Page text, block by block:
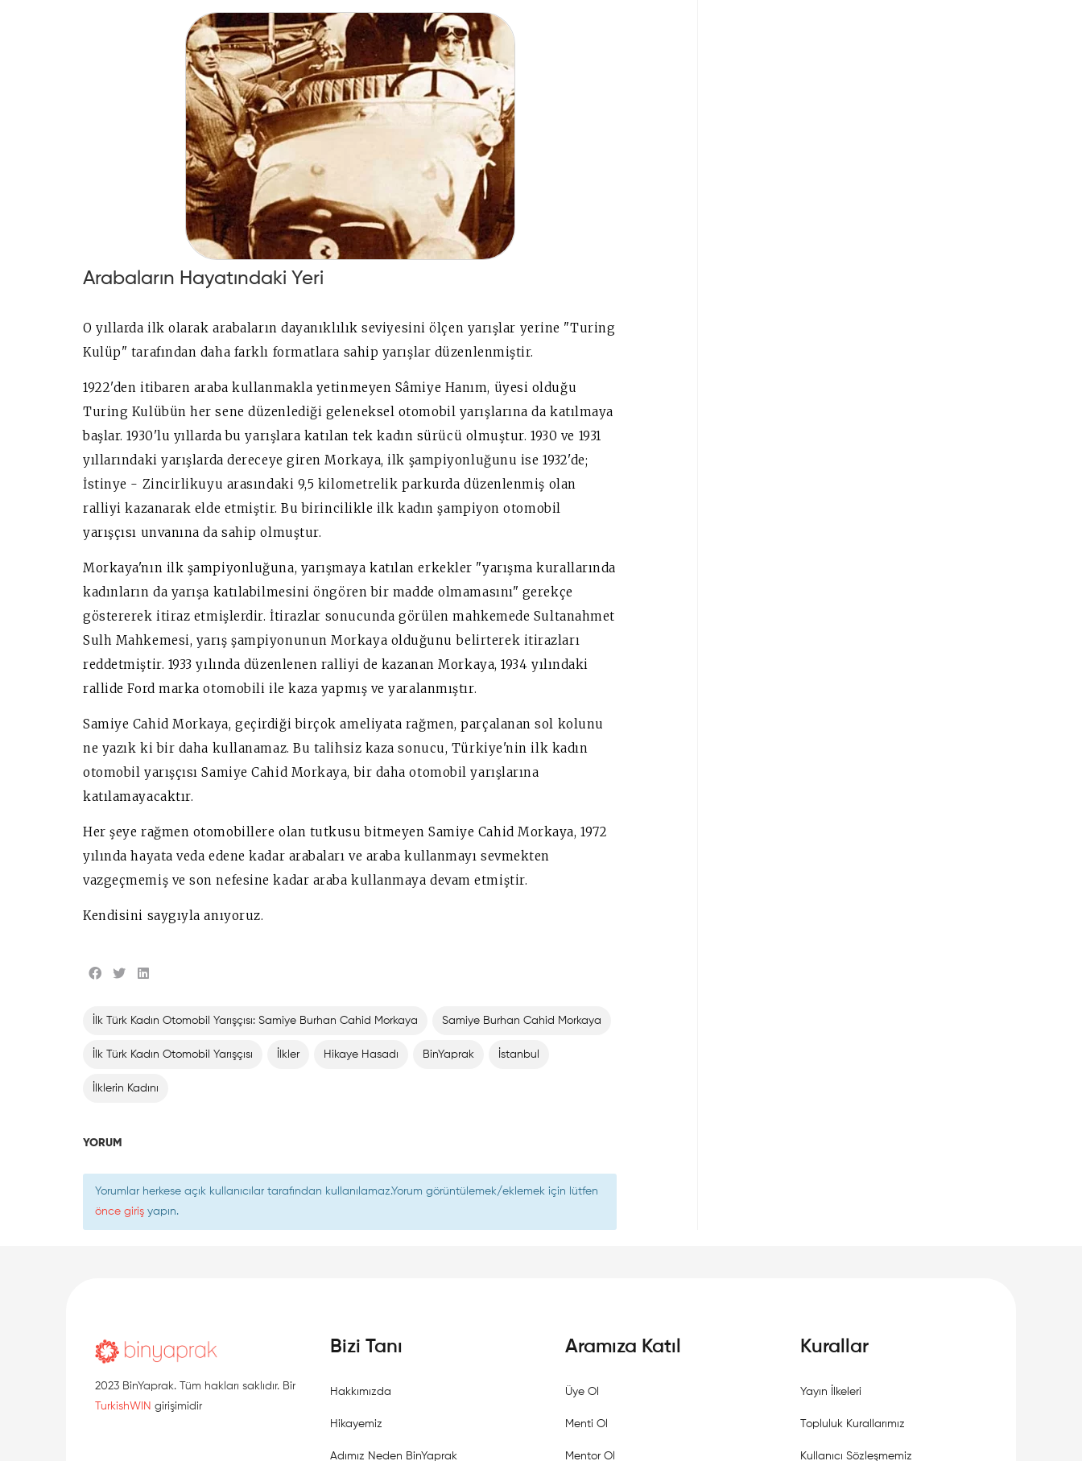
Arabaların Hayatındaki Yeri
O yıllarda ilk olarak arabaların dayanıklılık seviyesini ölçen yarışlar yerine "Turing
Kulüp" tarafından daha farklı formatlara sahip yarışlar düzenlenmiştir.
1922'den itibaren araba kullanmakla yetinmeyen Sâmiye Hanım, üyesi olduğu
Turing Kulübün her sene düzenlediği geleneksel otomobil yarışlarına da katılmaya
başlar. 1930'lu yıllarda bu yarışlara katılan tek kadın sürücü olmuştur. 1930 ve 1931
yıllarındaki yarışlarda dereceye giren Morkaya, ilk şampiyonluğunu ise 1932'de;
İstinye - Zincirlikuyu arasındaki 9,5 kilometrelik parkurda düzenlenmiş olan
ralliyi kazanarak elde etmiştir. Bu birincilikle ilk kadın şampiyon otomobil
yarışçısı unvanına da sahip olmuştur.
Morkaya'nın ilk şampiyonluğuna, yarışmaya katılan erkekler "yarışma kurallarında
kadınların da yarışa katılabilmesini öngören bir madde olmamasını" gerekçe
göstererek itiraz etmişlerdir. İtirazlar sonucunda görülen mahkemede Sultanahmet
Sulh Mahkemesi, yarış şampiyonunun Morkaya olduğunu belirterek itirazları
reddetmiştir. 1933 yılında düzenlenen ralliyi de kazanan Morkaya, 1934 yılındaki
rallide Ford marka otomobili ile kaza yapmış ve yaralanmıştır.
Samiye Cahid Morkaya, geçirdiği birçok ameliyata rağmen, parçalanan sol kolunu
ne yazık ki bir daha kullanamaz. Bu talihsiz kaza sonucu, Türkiye'nin ilk kadın
otomobil yarışçısı Samiye Cahid Morkaya, bir daha otomobil yarışlarına
katılamayacaktır.
Her şeye rağmen otomobillere olan tutkusu bitmeyen Samiye Cahid Morkaya, 1972
yılında hayata veda edene kadar arabaları ve araba kullanmayı sevmekten
vazgeçmemiş ve son nefesine kadar araba kullanmaya devam etmiştir.
Kendisini saygıyla anıyoruz.
İlk Türk Kadın Otomobil Yarışçısı: Samiye Burhan Cahid Morkaya Samiye Burhan Cahid Morkaya
İlk Türk Kadın Otomobil Yarışçısı İlkler Hikaye Hasadı BinYaprak İstanbul
İlklerin Kadını
YORUM
Yorumlar herkese açık kullanıcılar tarafından kullanılamaz.Yorum görüntülemek/eklemek için lütfen
önce giriş yapın.
2023 BinYaprak. Tüm hakları saklıdır. Bir
TurkishWIN girişimidir
Bizi Tanı
Hakkımızda
Hikayemiz
Adımız Neden BinYaprak
Aramıza Katıl
Üye Ol
Menti Ol
Mentor Ol
Kurallar
Yayın İlkeleri
Topluluk Kurallarımız
Kullanıcı Sözleşmemiz